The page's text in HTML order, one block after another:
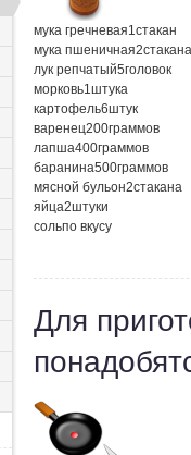
мука гречневая1 стакан
мука пшеничная2стакана
лук репчатый5головок
морковь1 штука
картофель6штук
варенец200граммов
лапша400граммов
баранина500граммов
мясной бульон2стакана
яйца2штуки
сольпо вкусу
Для